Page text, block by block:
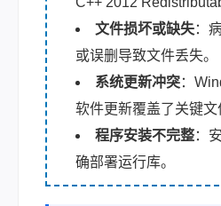
文件损坏或缺失：
或误删导致文件丢失。
系统更新冲突：
软件更新覆盖了关键文
程序安装不完整：
确部署运行库。